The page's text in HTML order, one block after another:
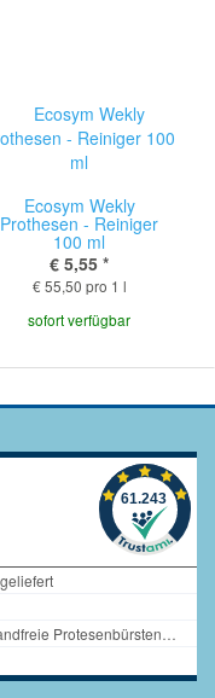
Ecosym Wekly
Prothesen - Reiniger
100 ml
€ 5,55 *
€ 55,50 pro 1 l
sofort verfügbar